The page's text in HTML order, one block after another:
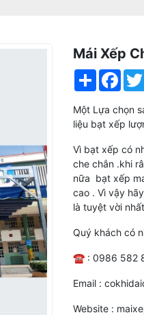
Mái Xếp
Share
Một Lựa chọn
liệu bạt xếp
Vì bạt xếp có
che chắn .khi
nữa bạt xếp
cao . Vì vậy
là tuyệt vời
Quý khách có
☎️ : 0986 582
Email :
Website :